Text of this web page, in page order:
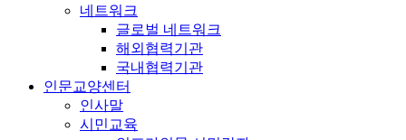
네트워크
글로벌 네트워크
해외협력기관
국내협력기관
인문교양센터
인사말
시민교육